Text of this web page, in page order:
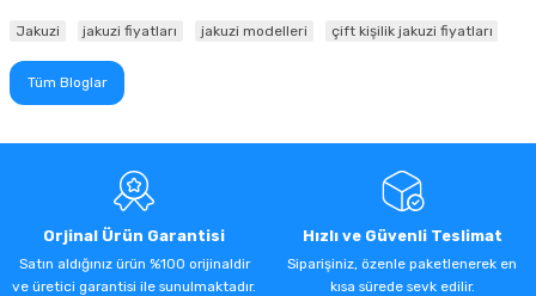
Jakuzi jakuzi fiyatları jakuzi modelleri çift kişilik jakuzi fiyatları
Tüm Bloglar
Orjinal Ürün Garantisi
Satın aldığınız ürün %100 orijinaldir
ve üretici garantisi ile sunulmaktadır.
Hızlı ve Güvenli Teslimat
Siparişiniz, özenle paketlenerek en
kısa sürede sevk edilir.